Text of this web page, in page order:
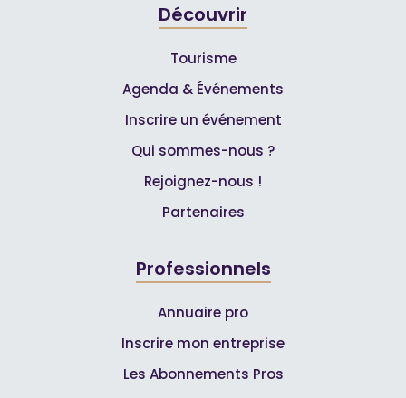
Découvrir
Tourisme
Agenda & Événements
Inscrire un événement
Qui sommes-nous ?
Rejoignez-nous !
Partenaires
Professionnels
Annuaire pro
Inscrire mon entreprise
Les Abonnements Pros